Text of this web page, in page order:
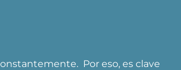
Por eso, es clave